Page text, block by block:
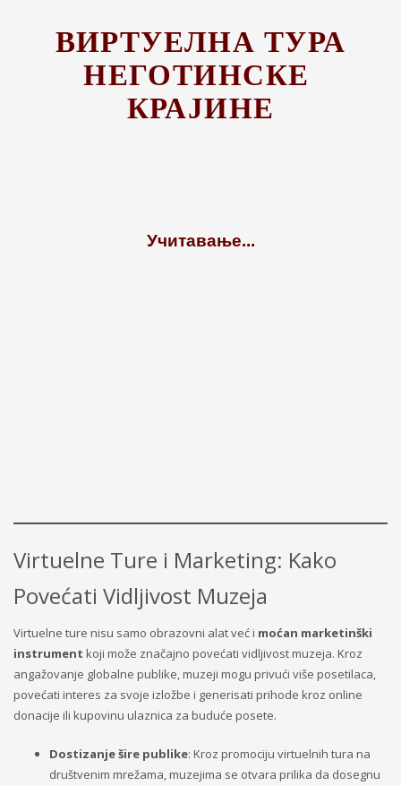
Virtuelne Ture i Marketing: Kako
Povećati Vidljivost Muzeja
Virtuelne ture nisu samo obrazovni alat već i moćan marketinški
instrument koji može značajno povećati vidljivost muzeja. Kroz
angažovanje globalne publike, muzeji mogu privući više posetilaca,
povećati interes za svoje izložbe i generisati prihode kroz online
donacije ili kupovinu ulaznica za buduće posete.
Dostizanje šire publike: Kroz promociju virtuelnih tura na
društvenim mrežama, muzejima se otvara prilika da dosegnu